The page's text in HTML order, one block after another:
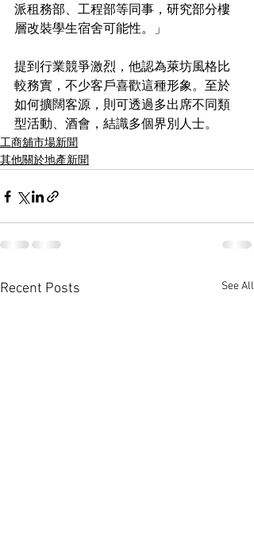
派租務部、工程部等同事，研究部分樓
層改裝學生宿舍可能性。」
提到行業競爭激烈，他認為萊坊風格比
較務實，不少客戶喜歡這種形象。至於
如何擴闊客源，則可透過多出席不同類
型活動、酒會，結識多個界別人士。
工商舖市場新聞
其他關於地產新聞
Recent Posts See All